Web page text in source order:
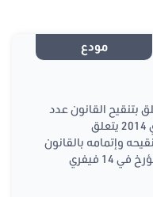
مودع
بتنقيح القانون عدد
16 لسنة 2014 مؤرخ في 26 ماي 2014 يتعلق
وإتمامه بالقانون
الاساسي عدد 7 لسنة 2017 المؤرخ في 14 فيفري